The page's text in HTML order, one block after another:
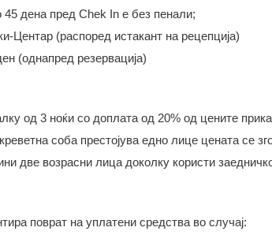
дена пред Chek In е без пенали;
Центар (распоред истакант на рецепција)
(однапред резервација)
од 3 ноќи со доплата од 20% од цените
соба престојува едно лице цената се
две возрасни лица доколку користи
поврат на уплатени средства во случај: